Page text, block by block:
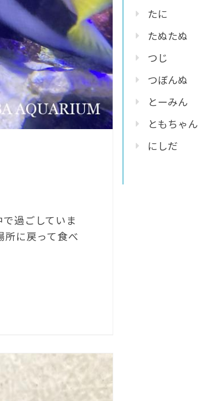
過ごしていま
所に戻って食べ
たに
たぬたぬ
つじ
つぼんぬ
とーみん
ともちゃん
にしだ